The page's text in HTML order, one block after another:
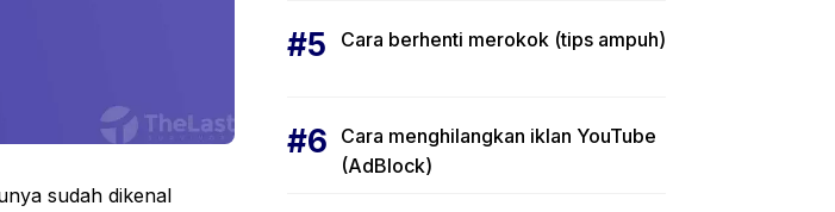
sudah dikenal
Cara berhenti merokok (tips ampuh)
Cara menghilangkan iklan YouTube
(AdBlock)